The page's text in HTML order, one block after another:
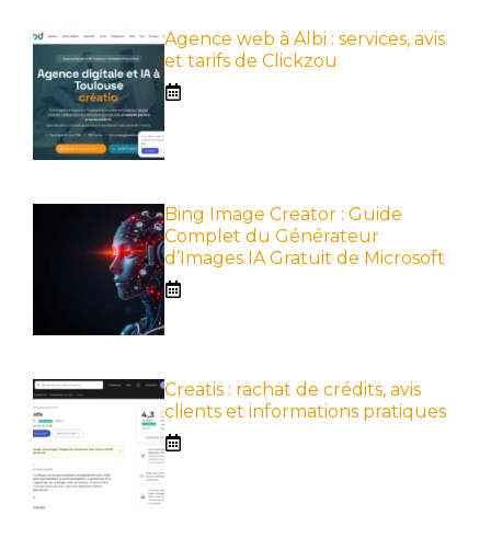
Agence web à Albi : services, avis
et tarifs de Clickzou
Bing Image Creator : Guide
Complet du Générateur
d’Images IA Gratuit de Microsoft
Creatis : rachat de crédits, avis
clients et informations pratiques